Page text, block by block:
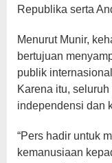
Republika serta
Menurut Munir,
bertujuan
publik
Karena itu,
independensi dan
“Pers hadir untuk
kemanusiaan